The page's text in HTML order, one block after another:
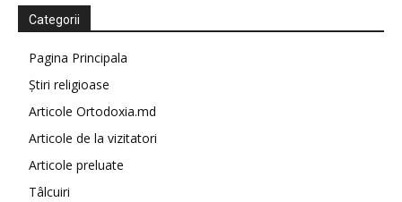
Categorii
Pagina Principala
Știri religioase
Articole Ortodoxia.md
Articole de la vizitatori
Articole preluate
Tâlcuiri